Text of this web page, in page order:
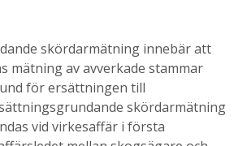
skördarmätning innebär att
mätning av avverkade stammar
för ersättningen till
skördarmätning
vid virkesaffär i första